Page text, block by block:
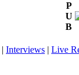
P
U
B
| Interviews | Live